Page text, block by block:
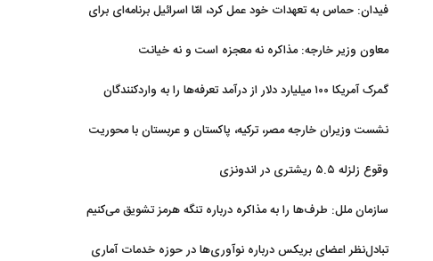
فیدان: حماس به تعهدات خود عمل کرد، امّا اسرائیل برنامه‌ای برای
معاون وزیر خارجه: مذاکره نه معجزه است و نه خیانت
گمرک آمریکا ۱۰۰ میلیارد دلار از درآمد تعرفه‌ها را به واردکنندگان
نشست وزیران خارجه مصر، ترکیه، پاکستان و عربستان با محوریت
وقوع زلزله ۵.۵ ریشتری در اندونزی
سازمان ملل: طرف‌ها را به مذاکره درباره تنگه هرمز تشویق می‌کنیم
تبادل‌نظر اعضای بریکس درباره نوآوری‌ها در حوزه خدمات آماری